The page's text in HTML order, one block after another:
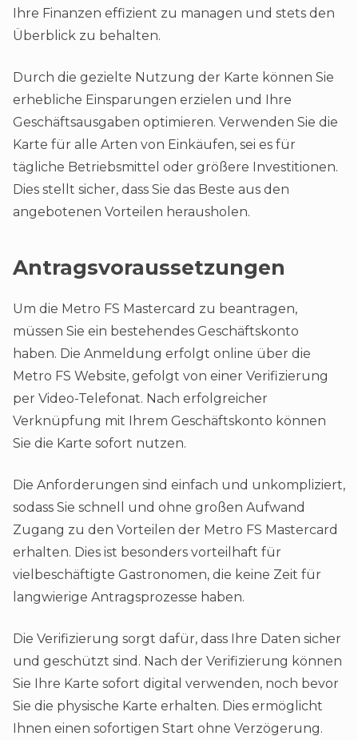
Ihre Finanzen effizient zu managen und stets den
Überblick zu behalten.
Durch die gezielte Nutzung der Karte können Sie
erhebliche Einsparungen erzielen und Ihre
Geschäftsausgaben optimieren. Verwenden Sie die
Karte für alle Arten von Einkäufen, sei es für
tägliche Betriebsmittel oder größere Investitionen.
Dies stellt sicher, dass Sie das Beste aus den
angebotenen Vorteilen herausholen​​.
Antragsvoraussetzungen
Um die Metro FS Mastercard zu beantragen,
müssen Sie ein bestehendes Geschäftskonto
haben. Die Anmeldung erfolgt online über die
Metro FS Website, gefolgt von einer Verifizierung
per Video-Telefonat. Nach erfolgreicher
Verknüpfung mit Ihrem Geschäftskonto können
Sie die Karte sofort nutzen.
Die Anforderungen sind einfach und unkompliziert,
sodass Sie schnell und ohne großen Aufwand
Zugang zu den Vorteilen der Metro FS Mastercard
erhalten. Dies ist besonders vorteilhaft für
vielbeschäftigte Gastronomen, die keine Zeit für
langwierige Antragsprozesse haben​.
Die Verifizierung sorgt dafür, dass Ihre Daten sicher
und geschützt sind. Nach der Verifizierung können
Sie Ihre Karte sofort digital verwenden, noch bevor
Sie die physische Karte erhalten. Dies ermöglicht
Ihnen einen sofortigen Start ohne Verzögerung.